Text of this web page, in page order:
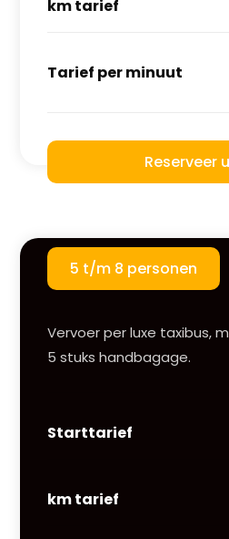
km tarief
Tarief per minuut
Reserveer
5 t/m 8 personen
Vervoer per luxe taxibus,
5 stuks handbagage.
Starttarief
km tarief